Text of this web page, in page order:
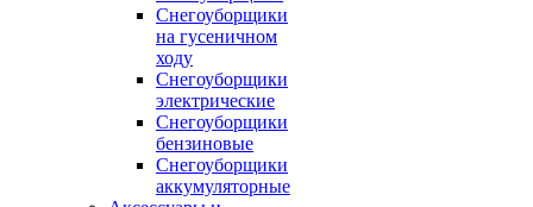
Снегоуборщики
на гусеничном
ходу
Снегоуборщики
электрические
Снегоуборщики
бензиновые
Снегоуборщики
аккумуляторные